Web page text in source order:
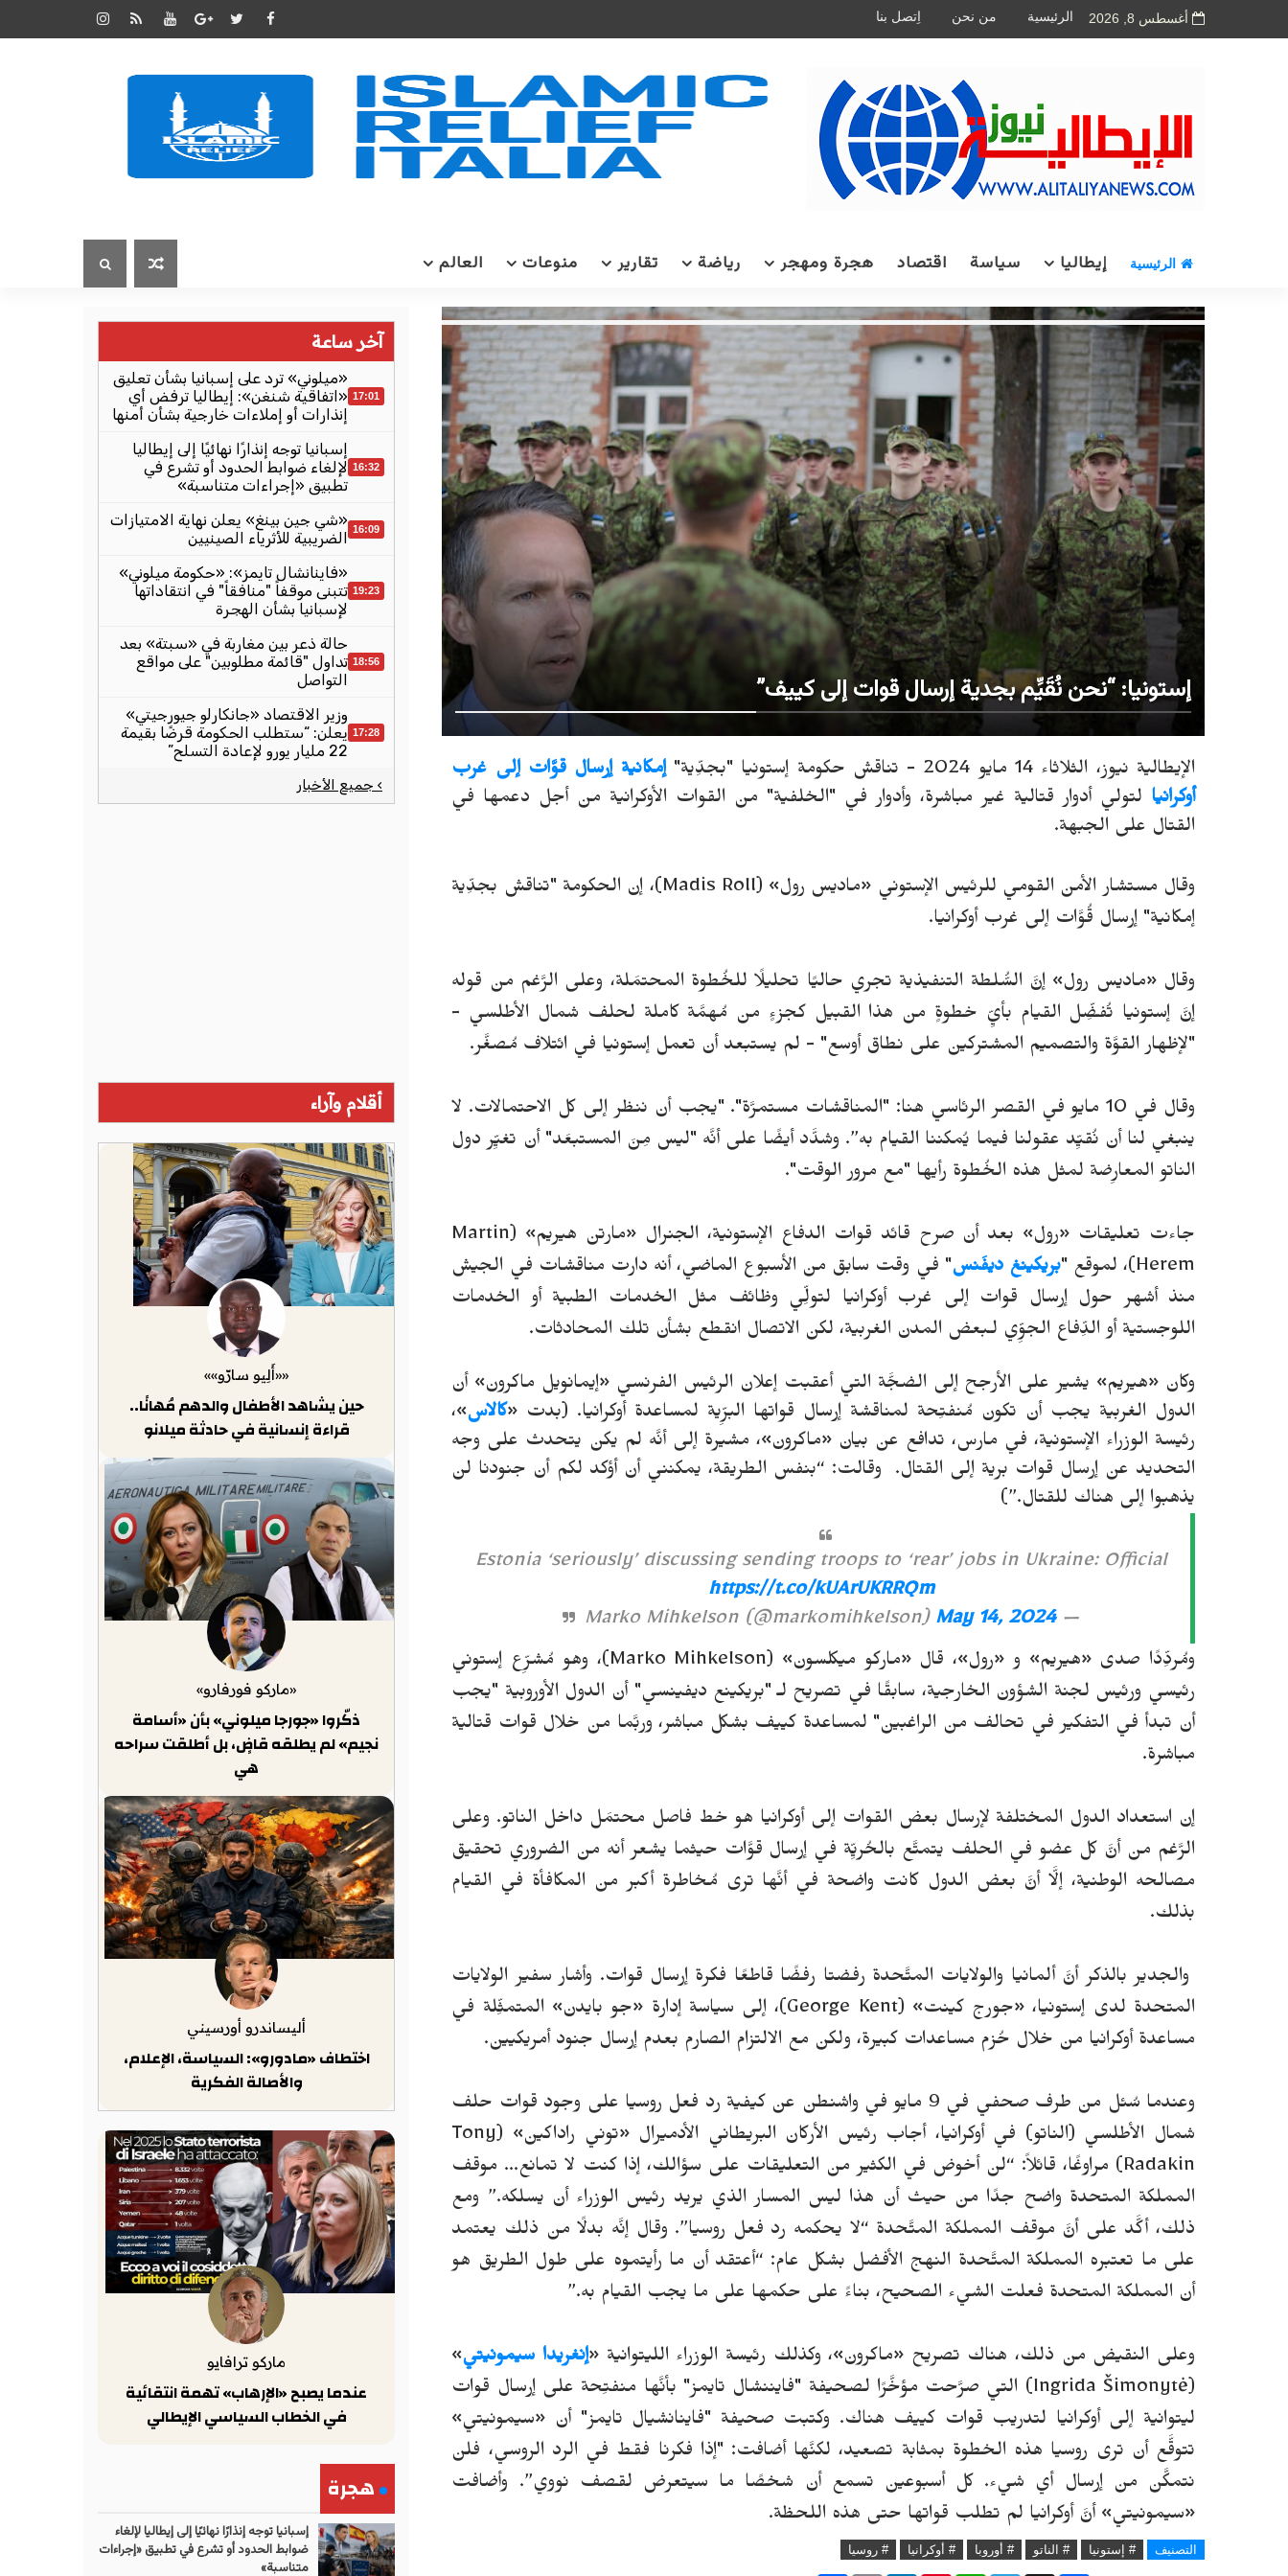
أغسطس 8, 2026 الرئيسية من نحن اِتصل بنا
الرئيسية إيطاليا سياسة اقتصاد هجرة ومهجر رياضة تقارير منوعات العالم
إستونيا: “نحن نُقَيِّم بجدية إرسال قوات إلى كييف”
الإيطالية نيوز، الثلاثاء 14 مايو 2024 - تناقش حكومة إستونيا "بجدِّية"إمكانية إرسال قوَّات إلى غرب
أوكرانيا لتولي أدوار قتالية غير مباشرة، وأدوار في "الخلفية" من القوات الأوكرانية من أجل دعمها في
القتال على الجبهة.
وقال مستشار الأمن القومي للرئيس الإستوني «ماديس رول» (Madis Roll)، إن الحكومة "تناقش بجدِّية
إمكانية" إرسال قُوَّات إلى غرب أوكرانيا.
وقال «ماديس رول» إنَّ السُّلطة التنفيذية تجري حاليًا تحليلًا للخُطوة المحتمَلة، وعلى الرَّغم من قوله
إنَّ إستونيا تُفضِّل القيام بأيِّ خطوةٍ من هذا القبيل كجزءٍ من مُهمَّة كاملة لحلف شمال الأطلسي -
"لإظهار القوَّة والتصميم المشتركين على نطاق أوسع" - لم يستبعد أن تعمل إستونيا في ائتلاف مُصغَّر.
وقال في 10 مايو في القصر الرئاسي هنا: "المناقشات مستمرَّة". "يجب أن ننظر إلى كل الاحتمالات. لا
ينبغي لنا أن نُقيِّد عقولنا فيما يُمكننا القيام به”. وشدَّد أيضًا على أنَّه "ليس مِنَ المستبعَد" أن تغيِّر دول
الناتو المعارِضة لمثل هذه الخُطوة رأيها "مع مرور الوقت".
جاءت تعليقات «رول» بعد أن صرح قائد قوات الدفاع الإستونية، الجنرال «مارتن هيريم» (Martin
Herem)، لموقع "
بريكينغ ديفَنس" في وقت سابق من الأسبوع الماضي، أنه دارت مناقشات في الجيش
منذ أشهر حول إرسال قوات إلى غرب أوكرانيا لتولِّي وظائف مثل الخدمات الطبية أو الخدمات
اللوجستية أو الدِّفاع الجوِّي لـبعض المدن الغربية، لكن الاتصال انقطع بشأن تلك المحادثات.
وكان «هيريم» يشير على الأرجح إلى الضجَّة التي أعقبت إعلان الرئيس الفرنسي «إيمانويل ماكرون» أن
الدول الغربية يجب أن تكون مُنفتِحة لمناقشة إرسال قواتها البرِّية لمساعدة أوكرانيا. (بدت «كالاس»،
رئيسة الوزراء الإستونية، في مارس، تدافع عن بيان «ماكرون»، مشيرة إلى أنَّه لم يكن يتحدث على وجه
التحديد عن إرسال قوات برية إلى القتال. وقالت: “بنفس الطريقة، يمكنني أن أؤكد لكم أن جنودنا لن
يذهبوا إلى هناك للقتال.”)
Estonia ‘seriously’ discussing sending troops to ‘rear’ jobs in Ukraine: Official
https://t.co/kUArUKRRQm
— Marko Mihkelson (@markomihkelson)
May 14, 2024
ومُردِّدًا صدى «هيريم» و «رول»، قال «ماركو ميكلسون» (Marko Mihkelson)، وهو مُشرِّع إستوني
رئيسي ورئيس لجنة الشؤون الخارجية، سابقًا في تصريح لـ "بريكينع ديفينسي" أن الدول الأوروبية "يجب
أن تبدأ في التفكير في تحالف من الراغبين" لمساعدة كييف بشكل مباشر، وربَّما من خلال قوات قتالية
مباشرة.
إن استعداد الدول المختلفة لإرسال بعض القوات إلى أوكرانيا هو خط فاصل محتمَل داخل الناتو. وعلى
الرَّغم من أنَّ كل عضو في الحلف يتمتَّع بالحُريِّة في إرسال قوَّات حيثما يشعر أنه من الضروري تحقيق
مصالحه الوطنية، إلَّا أنَّ بعض الدول كانت واضحة في أنَّها ترى مُخاطرة أكبر من المكافأة في القيام
بذلك.
والجدير بالذكر أنَّ ألمانيا والولايات المتَّحدة رفضتا رفضًا قاطعًا فكرة إرسال قوات. وأشار سفير الولايات
المتحدة لدى إستونيا، «جورج كينت» (George Kent)، إلى سياسة إدارة «جو بايدن» المتمثِّلة في
مساعدة أوكرانيا من خلال حُزم مساعدات كبيرة، ولكن مع الالتزام الصارم بعدم إرسال جنود أمريكيين.
وعندما سُئل من طرف صحفي في 9 مايو في واشنطن عن كيفية رد فعل روسيا على وجود قوات حلف
شمال الأطلسي (الناتو) في أوكرانيا، أجاب رئيس الأركان البريطاني الأدميرال «توني راداكين» (Tony
Radakin) مراوغًا، قائلاً: “لن أخوض في الكثير من التعليقات على سؤالك، إذا كنت لا تمانع... موقف
المملكة المتحدة واضح جدًا من حيث أن هذا ليس المسار الذي يريد رئيس الوزراء أن يسلكه.” ومع
ذلك، أكَّد على أنَّ موقف المملكة المتَّحدة “لا يحكمه رد فعل روسيا”. وقال إنَّه بدلًا من ذلك يعتمد
على ما تعتبره المملكة المتَّحدة النهج الأفضل بشكل عام: “أعتقد أن ما رأيتموه على طول الطريق هو
أن المملكة المتحدة فعلت الشيء الصحيح، بناءً على حكمها على ما يجب القيام به.”
وعلى النقيض من ذلك، هناك تصريح «ماكرون»، وكذلك رئيسة الوزراء الليتوانية «إنغريدا سيمونيتي»
(Ingrida Šimonytė) التي صرَّحت مؤخَّرًا لصحيفة "فايننشال تايمز" بأنَّها منفتِحة على إرسال قوات
ليتوانية إلى أوكرانيا لتدريب قوات كييف هناك. وكتبت صحيفة "فاينانشيال تايمز" أن «سيمونيتي»
تتوقَّع أن ترى روسيا هذه الخطوة بمثابة تصعيد، لكنَّها أضافت: "إذا فكرنا فقط في الرد الروسي، فلن
نتمكَّن من إرسال أي شيء. كل أسبوعين تسمع أن شخصًا ما سيتعرض لقصف نووي”. وأضافت
«سيمونيتي» أنَّ أوكرانيا لم تطلب قواتها حتى هذه اللحظة.
التصنيف # إستونيا # الناتو # أوروبا # أوكرانيا # روسيا
آخر ساعة
17:01
«ميلوني» ترد على إسبانيا بشأن تعليق
«اتفاقية شنغن»: إيطاليا ترفض أي
إنذارات أو إملاءات خارجية بشأن أمنها
16:32
إسبانيا توجه إنذارًا نهائيًا إلى إيطاليا
لإلغاء ضوابط الحدود أو تشرع في
تطبيق «إجراءات متناسبة»
16:09 «شي جين بينغ» يعلن نهاية الامتيازات
الضريبية للأثرياء الصينيين
19:23
«فاينانشال تايمز»: «حكومة ميلوني»
تتبنى موقفاً "منافقاً" في انتقاداتها
لإسبانيا بشأن الهجرة
18:56
حالة ذعر بين مغاربة في «سبتة» بعد
تداول "قائمة مطلوبين" على مواقع
التواصل
17:28
وزير الاقتصاد «جانكارلو جيورجيتي»
يعلن: “ستطلب الحكومة قرضًا بقيمة
22 مليار يورو لإعادة التسلح”
› جميع الأخبار
أقلام وآراء
««أَلِيو سارّو»»
حين يشاهد الأطفال والدهم مُهانًا..
قراءة إنسانية في حادثة ميلانو
«ماركو فورفارو»
ذكّروا «جورجا ميلوني» بأن «أسامة
نجيم» لم يطلقه قاضٍ، بل أطلقت سراحه
هي
أليساندرو أورسيني
اختطاف «مادورو»: السياسة، الإعلام،
والأصالة الفكرية
ماركو ترافايو
عندما يصبح «الإرهاب» تهمة انتقائية
في الخطاب السياسي الإيطالي
هجرة
إسبانيا توجه إنذارًا نهائيًا إلى إيطاليا لإلغاء
ضوابط الحدود أو تشرع في تطبيق «إجراءات
متناسبة»